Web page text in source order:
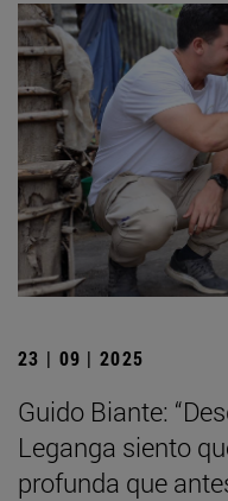
23 | 09 | 2025
Guido Biante:
Leganga siento
profunda que